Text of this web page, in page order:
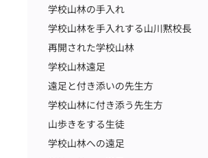
学校山林の手入れ
学校山林を手入れする山川黙校長
再開された学校山林
学校山林遠足
遠足と付き添いの先生方
学校山林に付き添う先生方
山歩きをする生徒
学校山林への遠足